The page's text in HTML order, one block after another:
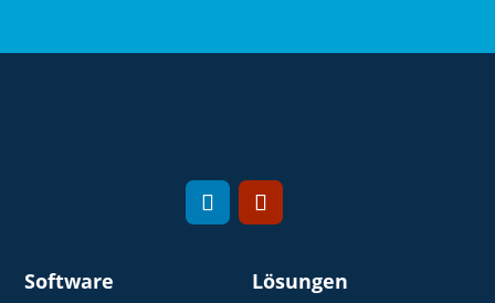
Software Lösungen